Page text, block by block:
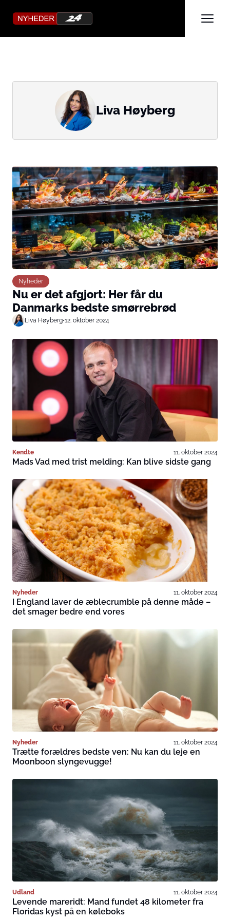
Liva Høyberg
Nyheder
Nu er det afgjort: Her får du
Danmarks bedste smørrebrød
Liva Høyberg•12. oktober 2024
Kendte 11. oktober 2024
Mads Vad med trist melding: Kan blive sidste gang
Nyheder 11. oktober 2024
I England laver de æblecrumble på denne måde –
det smager bedre end vores
Nyheder 11. oktober 2024
Trætte forældres bedste ven: Nu kan du leje en
Moonboon slyngevugge!
Udland 11. oktober 2024
Levende mareridt: Mand fundet 48 kilometer fra
Floridas kyst på en køleboks